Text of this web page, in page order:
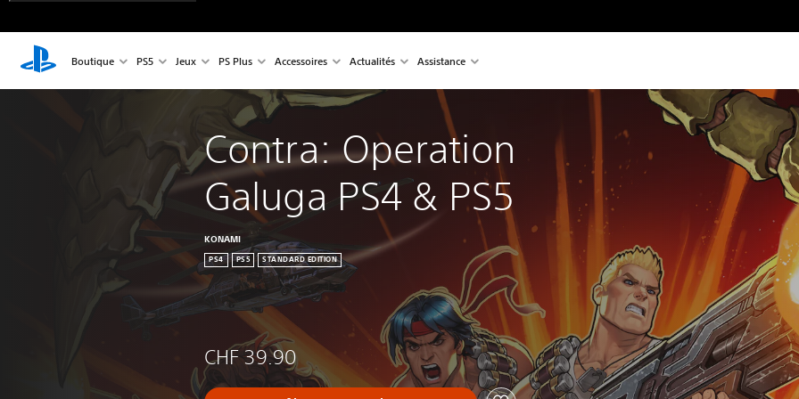
Boutique PS5 Jeux PS Plus Accessoires Actualités Assistance
Contra: Operation
Galuga PS4 & PS5
KONAMI
PS4 PS5 STANDARD EDITION
CHF 39.90